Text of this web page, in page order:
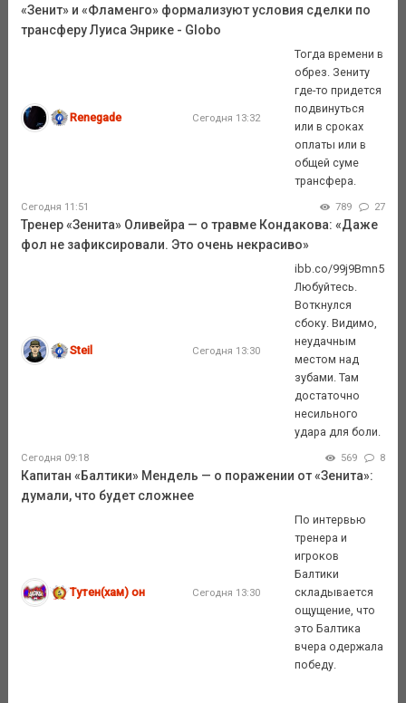
«Зенит» и «Фламенго» формализуют условия сделки по
трансферу Луиса Энрике - Globo
Renegade Сегодня 13:32
Тогда времени в
обрез. Зениту
где-то придется
подвинуться
или в сроках
оплаты или в
общей суме
трансфера.
Сегодня 11:51 789 27
Тренер «Зенита» Оливейра — о травме Кондакова: «Даже
фол не зафиксировали. Это очень некрасиво»
Steil Сегодня 13:30
ibb.co/99j9Bmn5
Любуйтесь.
Воткнулся
сбоку. Видимо,
неудачным
местом над
зубами. Там
достаточно
несильного
удара для боли.
Сегодня 09:18 569 8
Капитан «Балтики» Мендель — о поражении от «Зенита»:
думали, что будет сложнее
Тутен(хам) он Сегодня 13:30
По интервью
тренера и
игроков
Балтики
складывается
ощущение, что
это Балтика
вчера одержала
победу.